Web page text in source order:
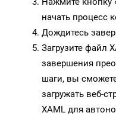
начать процесс
Дождитесь
Загрузите файл
завершения
шаги, вы
загружать веб-
XAML для